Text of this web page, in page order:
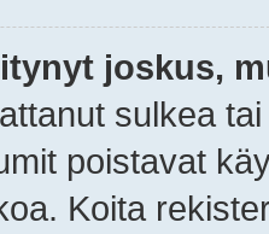
joskus,
sulkea
poistavat
Koita